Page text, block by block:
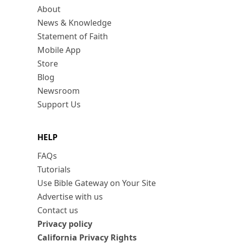
About
News & Knowledge
Statement of Faith
Mobile App
Store
Blog
Newsroom
Support Us
HELP
FAQs
Tutorials
Use Bible Gateway on Your Site
Advertise with us
Contact us
Privacy policy
California Privacy Rights